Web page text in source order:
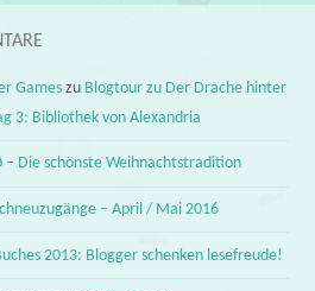
Games zu Blogtour zu Der Drache hinter
3: Bibliothek von Alexandria
– Die schönste Weihnachtstradition
– April / Mai 2016
2013: Blogger schenken lesefreude!